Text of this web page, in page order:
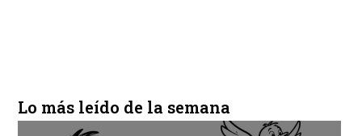
Lo más leído de la semana